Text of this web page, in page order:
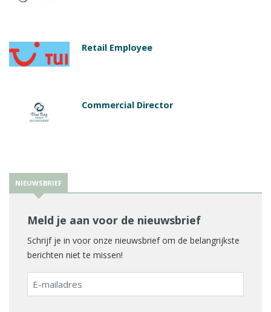
Retail Employee
Commercial Director
NIEUWSBRIEF
Meld je aan voor de nieuwsbrief
Schrijf je in voor onze nieuwsbrief om de belangrijkste
berichten niet te missen!
E-
mailadres